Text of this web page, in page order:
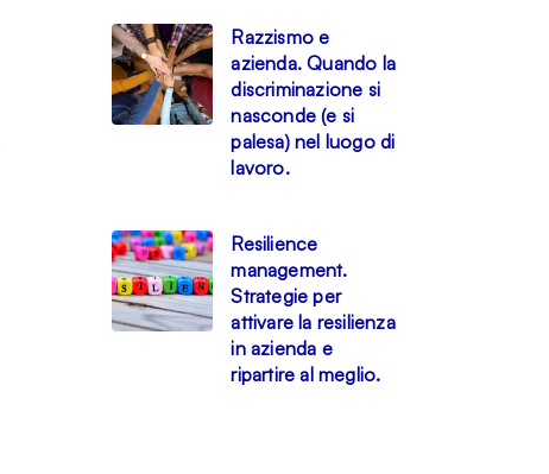
Razzismo e
azienda. Quando la
discriminazione si
nasconde (e si
palesa) nel luogo di
lavoro.
Resilience
management.
Strategie per
attivare la resilienza
in azienda e
ripartire al meglio.